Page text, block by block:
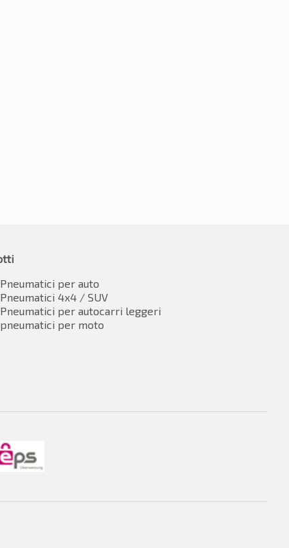
102Y
Pneumatici per auto
Pneumatici 4x4 / SUV
Pneumatici per autocarri leggeri
pneumatici per moto